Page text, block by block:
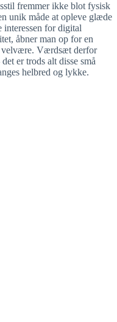
fremmer ikke blot fysisk
unik måde at opleve glæde
interessen for digital
åbner man op for en
velvære. Værdsæt derfor
er trods alt disse små
helbred og lykke.